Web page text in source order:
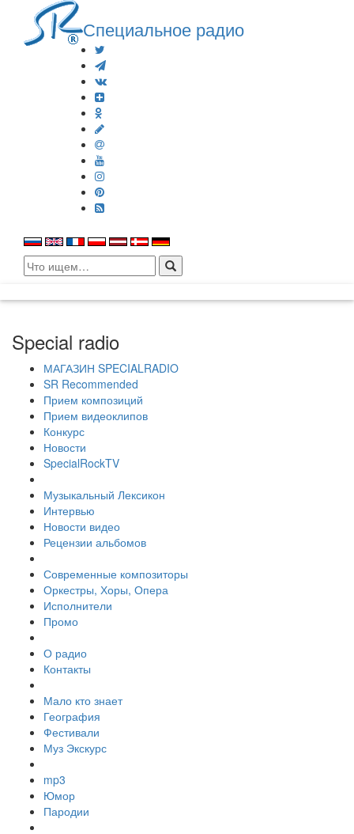
Специальное радио
Search
for:
Special radio
МАГАЗИН SPECIALRADIO
SR Recommended
Прием композиций
Прием видеоклипов
Конкурс
Новости
SpecialRockTV
Музыкальный Лексикон
Интервью
Новости видео
Рецензии альбомов
Современные композиторы
Оркестры, Хоры, Опера
Исполнители
Промо
О радио
Контакты
Мало кто знает
География
Фестивали
Муз Экскурс
mp3
Юмор
Пародии